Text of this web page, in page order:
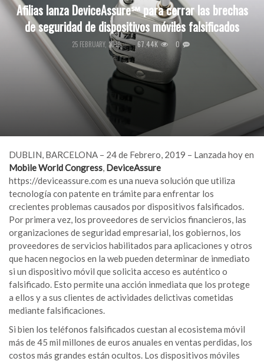
Afilias lanza DeviceAssure℠ para cerrar las brechas
de seguridad de dispositivos móviles falsificados
25 FEBRUARY, 2019 67.44K 0
DUBLIN, BARCELONA – 24 de Febrero, 2019 – Lanzada hoy en
Mobile World Congress, DeviceAssure
https://deviceassure.com es una nueva solución que utiliza
tecnología con patente en trámite para enfrentar los
crecientes problemas causados por dispositivos falsificados.
Por primera vez, los proveedores de servicios financieros, las
organizaciones de seguridad empresarial, los gobiernos, los
proveedores de servicios habilitados para aplicaciones y otros
que hacen negocios en la web pueden determinar de inmediato
si un dispositivo móvil que solicita acceso es auténtico o
falsificado. Esto permite una acción inmediata que los protege
a ellos y a sus clientes de actividades delictivas cometidas
mediante falsificaciones.
Si bien los teléfonos falsificados cuestan al ecosistema móvil
más de 45 mil millones de euros anuales en ventas perdidas, los
costos más grandes están ocultos. Los dispositivos móviles